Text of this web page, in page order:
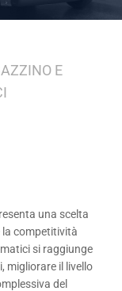
E
una scelta
competitività
si raggiunge
migliorare il livello
del